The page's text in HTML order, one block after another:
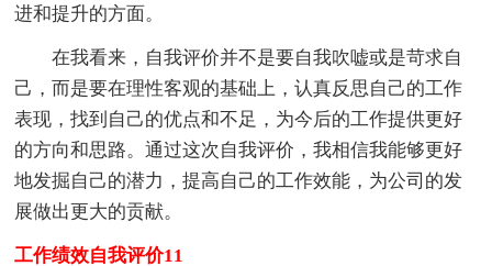
进和提升的方面。
在我看来，自我评价并不是要自我吹嘘或是苛求自
己，而是要在理性客观的基础上，认真反思自己的工作
表现，找到自己的优点和不足，为今后的工作提供更好
的方向和思路。通过这次自我评价，我相信我能够更好
地发掘自己的潜力，提高自己的工作效能，为公司的发
展做出更大的贡献。
工作绩效自我评价11